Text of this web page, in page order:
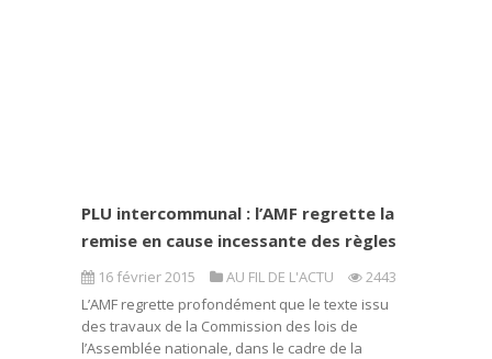
PLU intercommunal : l’AMF regrette la
remise en cause incessante des règles
16 février 2015 AU FIL DE L'ACTU
2443
L’AMF regrette profondément que le texte issu
des travaux de la Commission des lois de
l’Assemblée nationale, dans le cadre de la